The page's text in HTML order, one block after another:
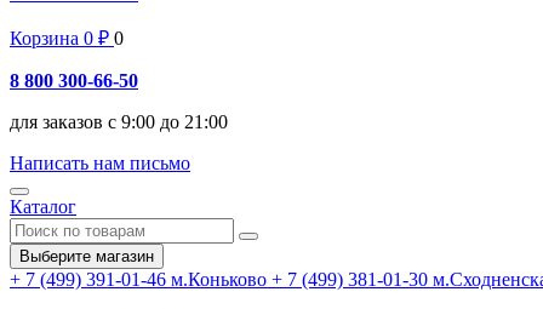
Корзина 0 ₽ 0
8 800 300-66-50
для заказов с 9:00 до 21:00
Написать нам письмо
Каталог
Выберите магазин
+ 7 (499) 391-01-46 м.Коньково + 7 (499) 381-01-30